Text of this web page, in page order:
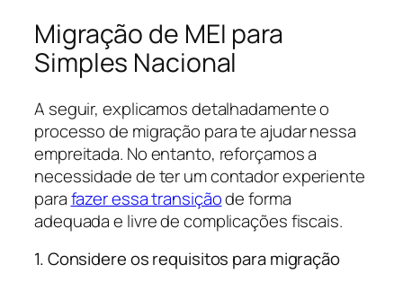
Migração de MEI para
Simples Nacional
A seguir, explicamos detalhadamente o
processo de migração para te ajudar nessa
empreitada. No entanto, reforçamos a
necessidade de ter um contador experiente
parafazer essa transiçãode forma
adequada e livre de complicações fiscais.
1. Considere os requisitos para migração